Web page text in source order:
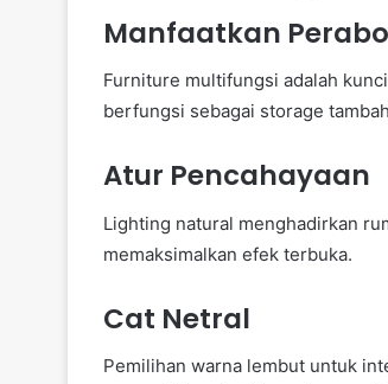
Manfaatkan
Furniture multifungsi adalah
berfungsi sebagai storage
Atur Pencahayaan
Lighting natural menghadirkan
memaksimalkan efek terbuka.
Cat Netral
Pemilihan warna lembut untuk